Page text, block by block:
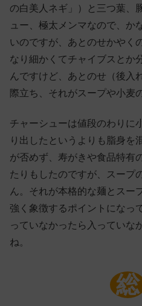
の白美人ネギ」）と三つ葉、
ュー、極太メンマなので、か
いのですが、あとのせかやく
なり細かくてチャイブスとか
んですけど、あとのせ（後入
際立ち、それがスープや小麦
チャーシューは値段のわりに
り出したというよりも脂身を
が否めず、寿がきや食品特有
たりもしたのですが、スープ
ん。それが本格的な麺とスー
強く象徴するポイントになっ
っていなかったら入っていな
ね。
総